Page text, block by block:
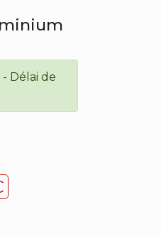
Délai de